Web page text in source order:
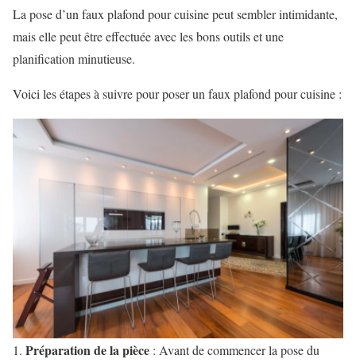
La pose d’un faux plafond pour cuisine peut sembler intimidante,
mais elle peut être effectuée avec les bons outils et une
planification minutieuse.
Voici les étapes à suivre pour poser un faux plafond pour cuisine :
Préparation de la pièce : Avant de commencer la pose du